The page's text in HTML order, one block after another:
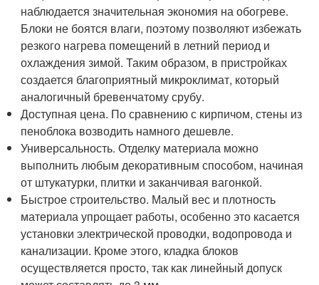
наблюдается значительная экономия на обогреве.
Блоки не боятся влаги, поэтому позволяют избежать
резкого нагрева помещений в летний период и
охлаждения зимой. Таким образом, в пристройках
создается благоприятный микроклимат, который
аналогичный бревенчатому срубу.
Доступная цена. По сравнению с кирпичом, стены из
пеноблока возводить намного дешевле.
Универсальность. Отделку материала можно
выполнить любым декоративным способом, начиная
от штукатурки, плитки и заканчивая вагонкой.
Быстрое строительство. Малый вес и плотность
материала упрощает работы, особенно это касается
установки электрической проводки, водопровода и
канализации. Кроме этого, кладка блоков
осуществляется просто, так как линейный допуск